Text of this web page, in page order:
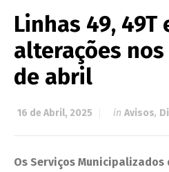
Linhas 49, 49T
alterações nos
de abril
16 de Abril, 2025 in Avisos,
Os Serviços